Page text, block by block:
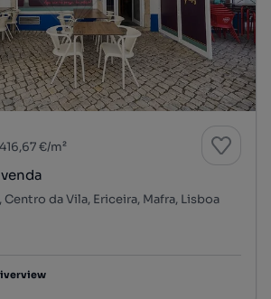
€/m²
para venda
da Vila, Ericeira, Mafra, Lisboa